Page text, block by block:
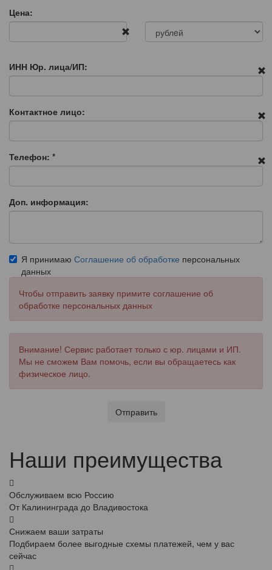
Цена:
ИНН Юр. лица/ИП:
Контактное лицо:
Телефон: *
Доп. информация:
Я принимаю Соглашение об обработке персональных
данных
Чтобы отправить заявку примите соглашение об
обработке персональных данных
Внимание! Сервис работает только с юр. лицами и ИП.
Мы не сможем Вам помочь, если вы обращаетесь как
физическое лицо.
Отправить
Наши преимущества
Обслуживаем всю Россию
От Калининграда до Владивостока
Снижаем ваши затраты
Подбираем более выгодные схемы платежей, чем у вас
сейчас